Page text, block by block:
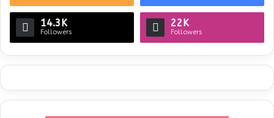
14.3K
Followers
22K
Followers